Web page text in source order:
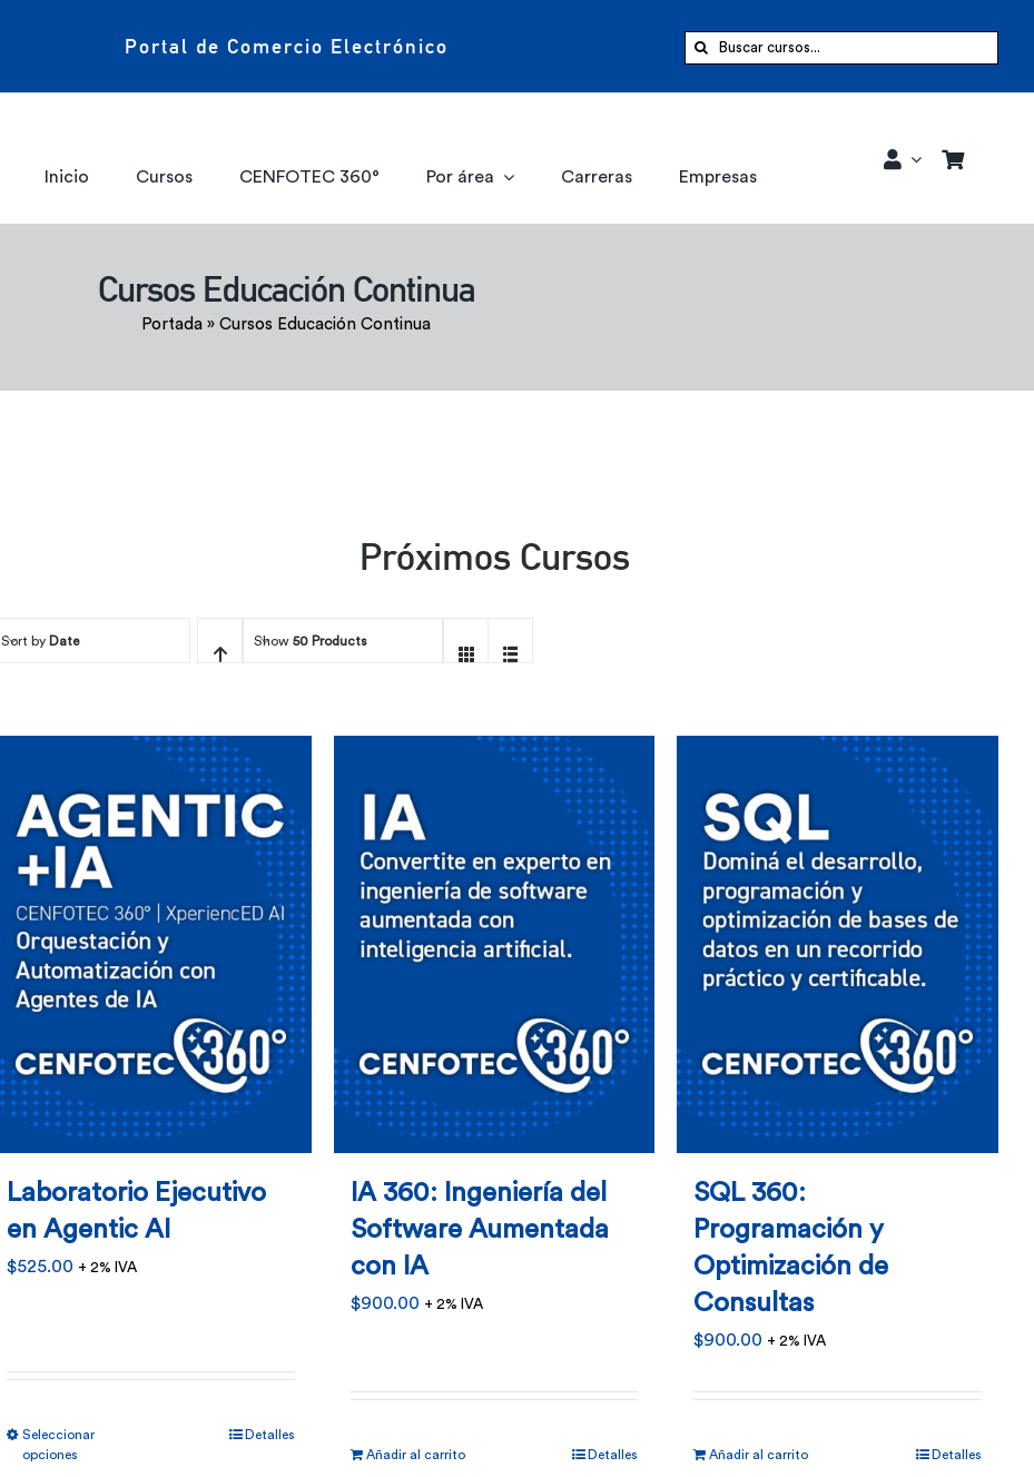
Portal de Comercio Electrónico Buscar:
Inicio Cursos CENFOTEC 360° Por área Carreras Empresas
Cursos Educación Continua
Portada » Cursos Educación Continua
Próximos Cursos
Sort by Date Show50 Products
Laboratorio Ejecutivo
en Agentic AI
$525.00 + 2% IVA
Seleccionar
opciones
Detalles
IA 360: Ingeniería del
Software Aumentada
con IA
$900.00 + 2% IVA
Añadir al carrito Detalles
SQL 360:
Programación y
Optimización de
Consultas
$900.00 + 2% IVA
Añadir al carrito Detalles